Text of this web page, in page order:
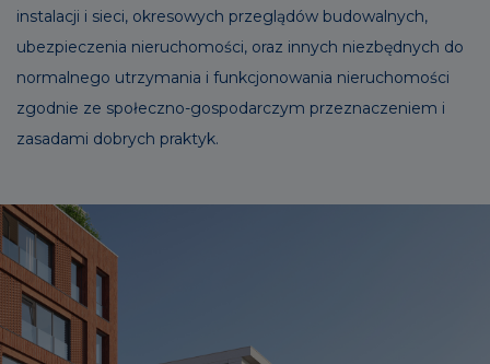
instalacji i sieci, okresowych przeglądów budowalnych,
ubezpieczenia nieruchomości, oraz innych niezbędnych do
normalnego utrzymania i funkcjonowania nieruchomości
zgodnie ze społeczno-gospodarczym przeznaczeniem i
zasadami dobrych praktyk.